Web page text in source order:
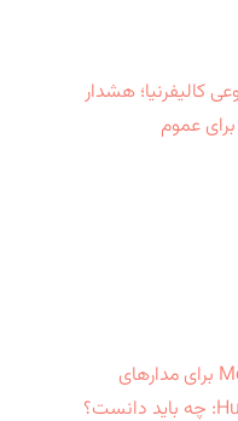
کالیفرنیا؛ هشدار
عموم
اطلاعیه بازخوانی سراسری Medline برای مدارهای